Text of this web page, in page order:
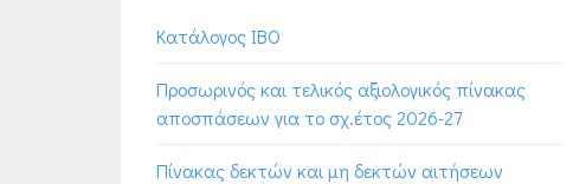
Κατάλογος ΙΒΟ
Προσωρινός και τελικός αξιολογικός πίνακας
αποσπάσεων για το σχ.έτος 2026-27
Πίνακας δεκτών και μη δεκτών αιτήσεων